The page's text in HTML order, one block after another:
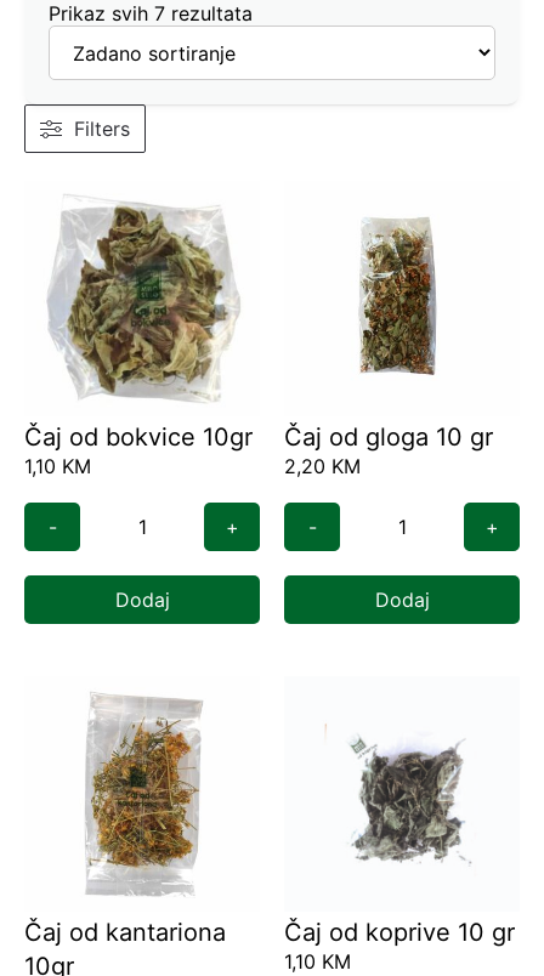
Prikaz svih 7 rezultata
Filters
Čaj od bokvice 10gr
1,10 KM
- +
Dodaj
Čaj od gloga 10 gr
2,20 KM
- +
Dodaj
Čaj od kantariona
10gr
Čaj od koprive 10 gr
1,10 KM